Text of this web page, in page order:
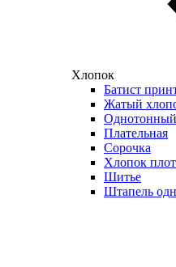
Хлопок
Батист
Жатый
Плательная
Сорочка
Хлопок
Шитье
Штапель